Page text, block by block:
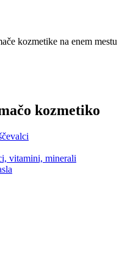
kozmetiko
vitamini, minerali